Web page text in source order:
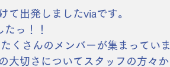
て出発しましたviaです。
っ！！
くさんのメンバーが集まっていま
大切さについてスタッフの方々